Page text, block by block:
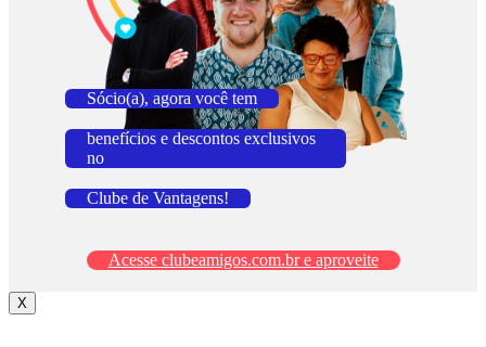
Sócio(a), agora você tem
benefícios e descontos exclusivos
no
Clube de Vantagens!
Acesse clubeamigos.com.br e aproveite
X